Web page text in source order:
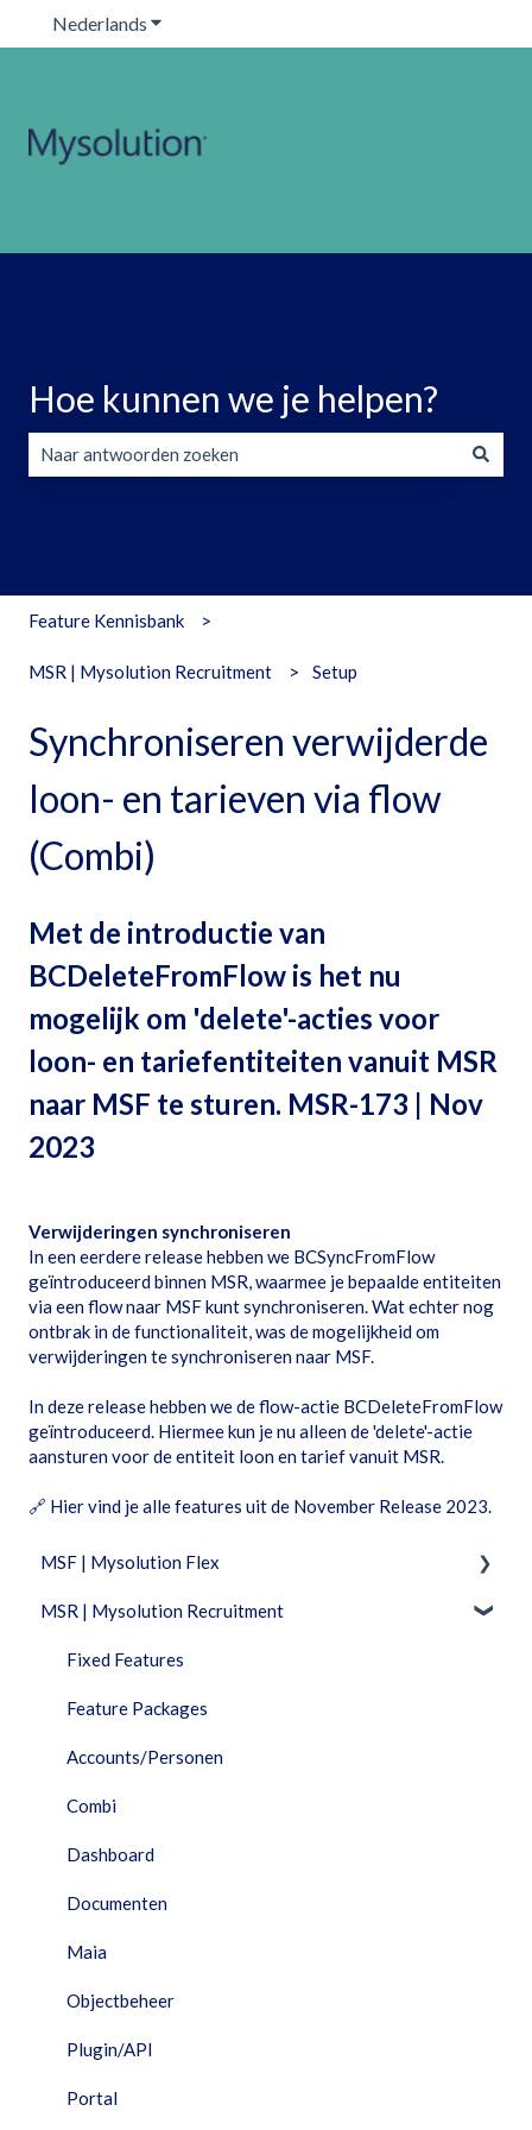
Nederlands Submenu tonen voor vertalingen
Hoe kunnen we je helpen?
Feature Kennisbank
MSR | Mysolution Recruitment Setup
Synchroniseren verwijderde
loon- en tarieven via flow
(Combi)
Met de introductie van
BCDeleteFromFlow is het nu
mogelijk om 'delete'-acties voor
loon- en tariefentiteiten vanuit MSR
naar MSF te sturen. MSR-173 | Nov
2023
Verwijderingen synchroniseren
In een eerdere release hebben we BCSyncFromFlow
geïntroduceerd binnen MSR, waarmee je bepaalde entiteiten
via een flow naar MSF kunt synchroniseren. Wat echter nog
ontbrak in de functionaliteit, was de mogelijkheid om
verwijderingen te synchroniseren naar MSF.
In deze release hebben we de flow-actie BCDeleteFromFlow
geïntroduceerd. Hiermee kun je nu alleen de 'delete'-actie
aansturen voor de entiteit loon en tarief vanuit MSR.
🔗 Hier vind je alle features uit de November Release 2023.
MSF | Mysolution Flex
Feature Packages
Beheer
Combi
Documenten
Facturatie
Financieel
HRM
Interfaces
Maia
Performance Dashboard
Planning
MSR | Mysolution Recruitment
Fixed Features
Feature Packages
Accounts/Personen
Combi
Dashboard
Documenten
Maia
Objectbeheer
Plugin/API
Portal